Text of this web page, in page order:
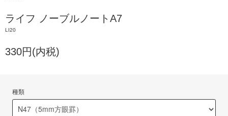
ライフ ノーブルノートA7
LI20
330円(内税)
種類